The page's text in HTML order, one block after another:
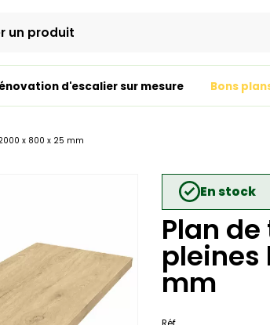
d'escalier sur mesure Bons
x 800 x 25 mm
En stock
Plan
pleines
mm